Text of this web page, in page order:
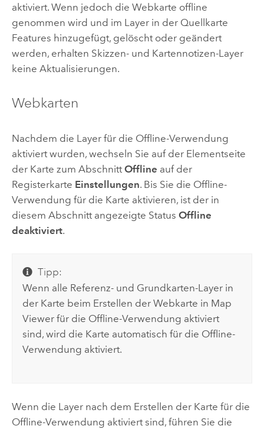
aktiviert. Wenn jedoch die Webkarte offline
genommen wird und im Layer in der Quellkarte
Features hinzugefügt, gelöscht oder geändert
werden, erhalten Skizzen- und Kartennotizen-Layer
keine Aktualisierungen.
Webkarten
Nachdem die Layer für die Offline-Verwendung
aktiviert wurden, wechseln Sie auf der Elementseite
der Karte zum Abschnitt Offline auf der
Registerkarte Einstellungen. Bis Sie die Offline-
Verwendung für die Karte aktivieren, ist der in
diesem Abschnitt angezeigte Status Offline
deaktiviert.
Tipp:
Wenn alle Referenz- und Grundkarten-Layer in
der Karte beim Erstellen der Webkarte in Map
Viewer für die Offline-Verwendung aktiviert
sind, wird die Karte automatisch für die Offline-
Verwendung aktiviert.
Wenn die Layer nach dem Erstellen der Karte für die
Offline-Verwendung aktiviert sind, führen Sie die